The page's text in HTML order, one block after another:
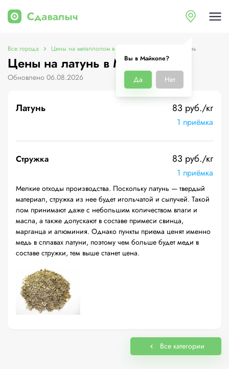
Вы в Майкопе?
Да Нет
Все города Цены на металлолом в Майкопе Цены на латунь
Цены на латунь в Майкопе
Обновлено 06.08.2026
Латунь 83 руб./кг
1 приёмка
Стружка 83 руб./кг
1 приёмка
Мелкие отходы производства. Поскольку латунь — твердый
материал, стружка из нее будет игольчатой и сыпучей. Такой
лом принимают даже с небольшим количеством влаги и
масла, а также допускают в составе примеси свинца,
марганца и алюминия. Однако пункты приема ценят именно
медь в сплавах латуни, поэтому чем больше будет меди в
составе стружки, тем выше станет цена.
Все категории